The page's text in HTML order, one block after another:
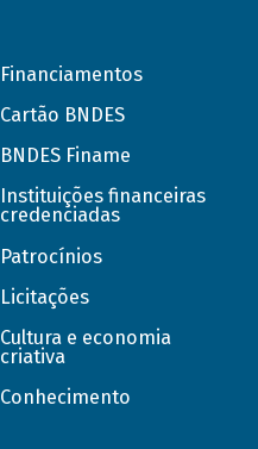
Financiamentos
Cartão BNDES
BNDES Finame
Instituições financeiras
credenciadas
Patrocínios
Licitações
Cultura e economia
criativa
Conhecimento